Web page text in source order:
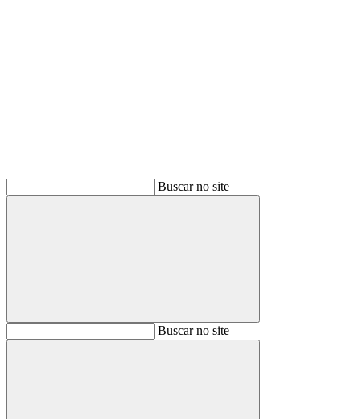
Buscar no site
BuscarBuscar no site